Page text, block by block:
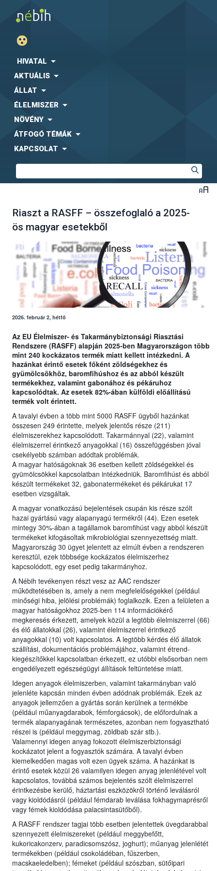
HIVATAL
AKTUÁLIS
ÁLLAT
ÉLELMISZER
NÖVÉNY
ÁTFOGÓ TÉMÁK
KAPCSOLAT
Riaszt a RASFF – összefoglaló a 2025-
ös magyar esetekből
2026. február 2, hétfő
Az EU Élelmiszer- és Takarmánybiztonsági Riasztási
Rendszere (RASFF) alapján 2025-ben Magyarországon több
mint 240 kockázatos termék miatt kellett intézkedni. A
hazánkat érintő esetek főként zöldségekhez és
gyümölcsökhöz, baromfihúshoz és az abból készült
termékekhez, valamint gabonához és pékáruhoz
kapcsolódtak. Az esetek 82%-ában külföldi előállítású
termék volt érintett.
A tavalyi évben a több mint 5000 RASFF ügyből hazánkat
összesen 249 érintette, melyek jelentős része (211)
élelmiszerekhez kapcsolódott. Takarmánnyal (22), valamint
élelmiszerrel érintkező anyagokkal (16) összefüggésben jóval
csekélyebb számban adódtak problémák.
A magyar hatóságoknak 36 esetben kellett zöldségekkel és
gyümölcsökkel kapcsolatban intézkedniük. Baromfihúst és abból
készült termékeket 32, gabonatermékeket és pékárukat 17
esetben vizsgáltak.
A magyar vonatkozású bejelentések csupán kis része szólt
hazai gyártású vagy alapanyagú termékről (44). Ezen esetek
mintegy 30%-ában a tagállamok baromfihúst vagy abból készült
termékeket kifogásoltak mikrobiológiai szennyezettség miatt.
Magyarország 30 ügyet jelentett az elmúlt évben a rendszeren
keresztül, ezek többsége kockázatos élelmiszerhez
kapcsolódott, egy eset pedig takarmányhoz.
A Nébih tevékenyen részt vesz az AAC rendszer
működtetésében is, amely a nem megfelelőségekkel (például
minőségi hiba, jelölési problémák) foglalkozik. Ezen a felületen a
magyar hatóságokhoz 2025-ben 114 információkérő
megkeresés érkezett, amelyek közül a legtöbb élelmiszerrel (66)
és élő állatokkal (26), valamint élelmiszerrel érintkező
anyagokkal (10) volt kapcsolatos. A legtöbb kérdés élő állatok
szállítási, dokumentációs problémájához, valamint étrend-
kiegészítőkkel kapcsolatban érkezett, ez utóbbi elsősorban nem
engedélyezett egészségügyi állítások feltüntetése miatt.
Idegen anyagok élelmiszerben, valamint takarmányban való
jelenléte kapcsán minden évben adódnak problémák. Ezek az
anyagok jellemzően a gyártás során kerülnek a termékbe
(például műanyagdarabok, fémforgácsok), de előfordulnak a
termék alapanyagának természetes, azonban nem fogyasztható
részei is (például meggymag, zöldbab szár stb.).
Valamennyi idegen anyag fokozott élelmiszerbiztonsági
kockázatot jelent a fogyasztók számára. A tavalyi évben
kiemelkedően magas volt ezen ügyek száma. A hazánkat is
érintő esetek közül 26 valamilyen idegen anyag jelenlétével volt
kapcsolatos, továbbá számos bejelentés szólt élelmiszerrel
érintkezésbe kerülő, háztartási eszközökről történő leválásról
vagy kioldódásról (például fémdarab leválása fokhagymaprésről
vagy fémek kioldódása palacsintasütőből).
A RASFF rendszer tagjai több esetben jelentettek üvegdarabbal
szennyezett élelmiszereket (például meggybefőtt,
kukoricakonzerv, paradicsomszósz, joghurt); műanyag jelenlétét
termékekben (például csokoládéban, fűszerben,
macskaeledelben); fémeket (például szószban, sütőipari